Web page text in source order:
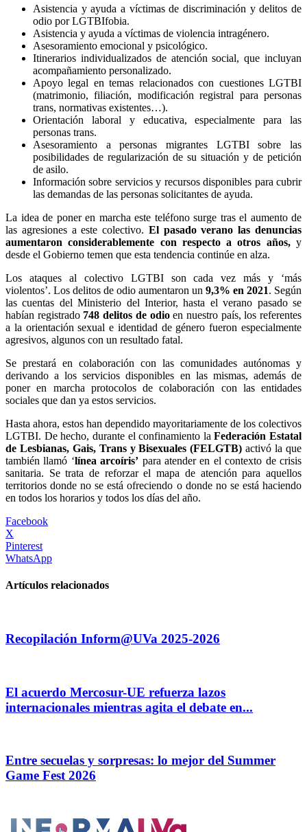
Asistencia y ayuda a víctimas de discriminación y delitos de
odio por LGTBIfobia.
Asistencia y ayuda a víctimas de violencia intragénero.
Asesoramiento emocional y psicológico.
Itinerarios individualizados de atención social, que incluyan
acompañamiento personalizado.
Apoyo legal en temas relacionados con cuestiones LGTBI
(matrimonio, filiación, modificación registral para personas
trans, normativas existentes…).
Orientación laboral y educativa, especialmente para las
personas trans.
Asesoramiento a personas migrantes LGTBI sobre las
posibilidades de regularización de su situación y de petición
de asilo.
Información sobre servicios y recursos disponibles para cubrir
las demandas de las personas solicitantes de ayuda.
La idea de poner en marcha este teléfono surge tras el aumento de
las agresiones a este colectivo. El pasado verano las denuncias
aumentaron considerablemente con respecto a otros años,y
desde el Gobierno temen que esta tendencia continúe en alza.
Los ataques al colectivo LGTBI son cada vez más y ‘más
violentos’. Los delitos de odio aumentaron un 9,3% en 2021. Según
las cuentas del Ministerio del Interior, hasta el verano pasado se
habían registrado 748 delitos de odioen nuestro país, los referentes
a la orientación sexual e identidad de género fueron especialmente
agresivos, algunos con un resultado fatal.
Se prestará en colaboración con las comunidades autónomas y
derivando a los servicios disponibles en las mismas, además de
poner en marcha protocolos de colaboración con las entidades
sociales que dan ya estos servicios.
Hasta ahora, estos han dependido mayoritariamente de los colectivos
LGTBI. De hecho, durante el confinamiento laFederación Estatal
de Lesbianas, Gais, Trans y Bisexuales (FELGTB) activó la que
también llamó ‘línea arcoíris’ para atender en el contexto de crisis
sanitaria. Se trata de reforzar el mapa de atención para aquellos
territorios donde no se está ofreciendo o donde no se está haciendo
en todos los horarios y todos los días del año.
Facebook
X
Pinterest
WhatsApp
Artículos relacionados
Recopilación Inform@UVa 2025-2026
El acuerdo Mercosur-UE refuerza lazos
internacionales mientras agita el debate en...
Entre secuelas y sorpresas: lo mejor del Summer
Game Fest 2026